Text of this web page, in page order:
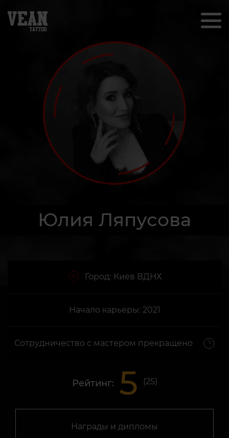
Юлия Ляпусова
Город: Киев ВДНХ
Начало карьеры: 2021
Сотрудничество с мастером прекращено
Рейтинг: 5 (25)
Награды и дипломы